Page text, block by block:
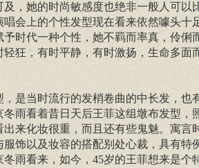
及，她的时尚敏感度也绝非一般人可以
唱会上的个性发型现在看来依然噱头十
予时代一种个性，她不羁而率真，伶俐
轻狂，有时平静，有时激扬，生命多面
，是当时流行的发梢卷曲的中长发，也
冬雨看着昔日天后王菲这组墩布发型，
出来化妆很重，而且还有些鬼魅。寓言
服饰以及妆容的搭配别处心裁，具有特
雨看来，如今，45岁的王菲想来是个